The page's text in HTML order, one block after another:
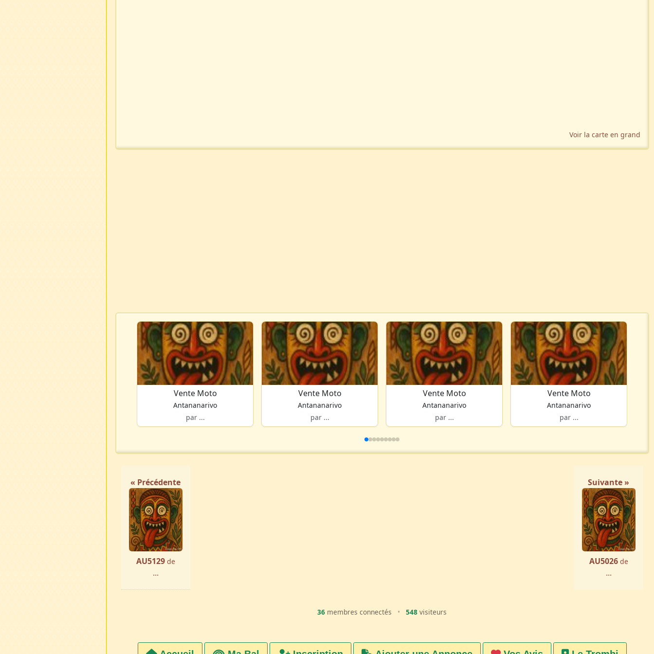
Voir la carte en grand
Vente Moto
Antananarivo
par ...
Vente Moto
Antananarivo
par ...
Vente Moto
Antananarivo
par ...
Vente Moto
Antananarivo
par ...
« Précédente
AU5129 de
...
Suivante »
AU5026 de
...
36 membres connectés • 548 visiteurs